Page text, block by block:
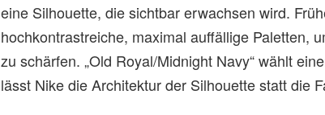
eine Silhouette, die sichtbar erwachsen wird.
hochkontrastreiche, maximal auffällige Paletten,
zu schärfen. „Old Royal/Midnight Navy“ wählt
lässt Nike die Architektur der Silhouette statt die